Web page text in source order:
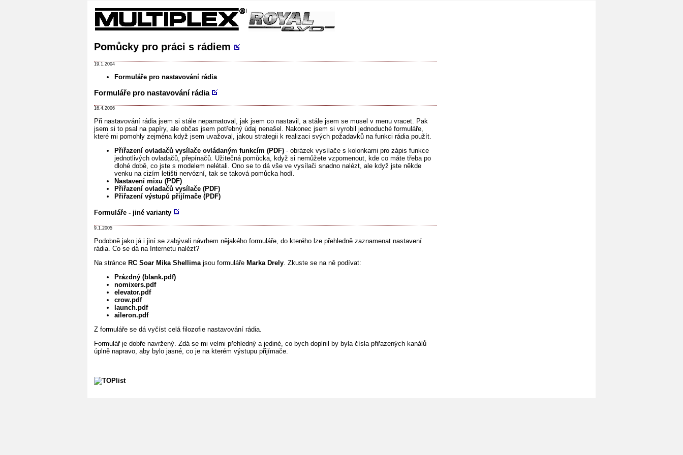
Pomůcky pro práci s rádiem
19.1.2004
Formuláře pro nastavování rádia
Formuláře pro nastavování rádia
16.4.2006
Při nastavování rádia jsem si stále nepamatoval, jak jsem co nastavil, a stále jsem se musel v menu vracet. Pak
jsem si to psal na papíry, ale občas jsem potřebný údaj nenašel. Nakonec jsem si vyrobil jednoduché formuláře,
které mi pomohly zejména když jsem uvažoval, jakou strategii k realizaci svých požadavků na funkci rádia použít.
Přiřazení ovladačů vysílače ovládaným funkcím (PDF) - obrázek vysílače s kolonkami pro zápis funkce
jednotlivých ovladačů, přepínačů. Užitečná pomůcka, když si nemůžete vzpomenout, kde co máte třeba po
dlohé době, co jste s modelem nelétali. Ono se to dá vše ve vysílači snadno nalézt, ale když jste někde
venku na cizím letišti nervózní, tak se taková pomůcka hodí.
Nastavení mixu (PDF)
Přiřazení ovladačů vysílače (PDF)
Přiřazení výstupů přijímače (PDF)
Formuláře - jiné varianty
9.1.2005
Podobně jako já i jiní se zabývali návrhem nějakého formuláře, do kterého lze přehledně zaznamenat nastavení
rádia. Co se dá na Internetu nalézt?
Na stránce RC Soar Mika Shellimajsou formuláře Marka Drely. Zkuste se na ně podívat:
Prázdný (blank.pdf)
nomixers.pdf
elevator.pdf
crow.pdf
launch.pdf
aileron.pdf
Z formuláře se dá vyčíst celá filozofie nastavování rádia.
Formulář je dobře navržený. Zdá se mi velmi přehledný a jediné, co bych doplnil by byla čísla přiřazených kanálů
úplně napravo, aby bylo jasné, co je na kterém výstupu přijímače.